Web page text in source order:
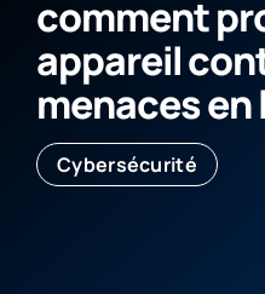
comment
appareil
menaces en
Cybersécurité